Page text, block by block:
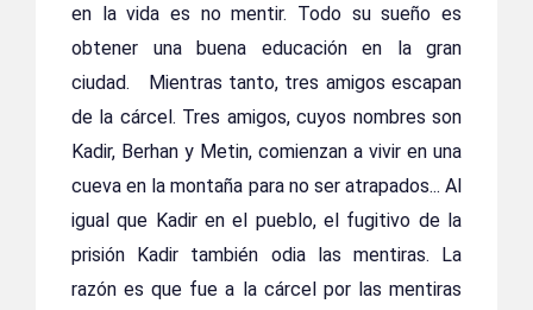
en la vida es no mentir. Todo su sueño es
obtener una buena educación en la gran
ciudad. Mientras tanto, tres amigos escapan
de la cárcel. Tres amigos, cuyos nombres son
Kadir, Berhan y Metin, comienzan a vivir en una
cueva en la montaña para no ser atrapados... Al
igual que Kadir en el pueblo, el fugitivo de la
prisión Kadir también odia las mentiras. La
razón es que fue a la cárcel por las mentiras